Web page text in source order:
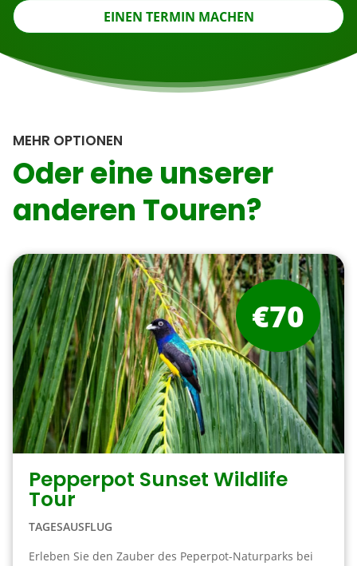
EINEN TERMIN MACHEN
MEHR OPTIONEN
Oder eine unserer
anderen Touren?
Pepperpot Sunset Wildlife
Tour
TAGESAUSFLUG
Erleben Sie den Zauber des Peperpot-Naturparks bei
€70